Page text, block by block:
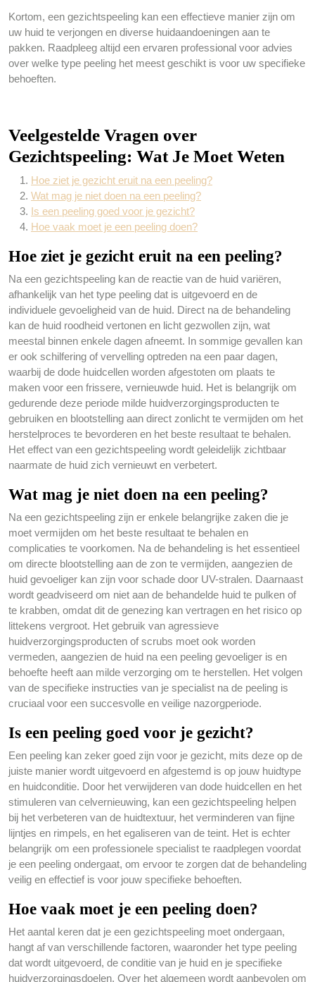
Kortom, een gezichtspeeling kan een effectieve manier zijn om
uw huid te verjongen en diverse huidaandoeningen aan te
pakken. Raadpleeg altijd een ervaren professional voor advies
over welke type peeling het meest geschikt is voor uw specifieke
behoeften.
Veelgestelde Vragen over
Gezichtspeeling: Wat Je Moet Weten
Hoe ziet je gezicht eruit na een peeling?
Wat mag je niet doen na een peeling?
Is een peeling goed voor je gezicht?
Hoe vaak moet je een peeling doen?
Hoe ziet je gezicht eruit na een peeling?
Na een gezichtspeeling kan de reactie van de huid variëren,
afhankelijk van het type peeling dat is uitgevoerd en de
individuele gevoeligheid van de huid. Direct na de behandeling
kan de huid roodheid vertonen en licht gezwollen zijn, wat
meestal binnen enkele dagen afneemt. In sommige gevallen kan
er ook schilfering of vervelling optreden na een paar dagen,
waarbij de dode huidcellen worden afgestoten om plaats te
maken voor een frissere, vernieuwde huid. Het is belangrijk om
gedurende deze periode milde huidverzorgingsproducten te
gebruiken en blootstelling aan direct zonlicht te vermijden om het
herstelproces te bevorderen en het beste resultaat te behalen.
Het effect van een gezichtspeeling wordt geleidelijk zichtbaar
naarmate de huid zich vernieuwt en verbetert.
Wat mag je niet doen na een peeling?
Na een gezichtspeeling zijn er enkele belangrijke zaken die je
moet vermijden om het beste resultaat te behalen en
complicaties te voorkomen. Na de behandeling is het essentieel
om directe blootstelling aan de zon te vermijden, aangezien de
huid gevoeliger kan zijn voor schade door UV-stralen. Daarnaast
wordt geadviseerd om niet aan de behandelde huid te pulken of
te krabben, omdat dit de genezing kan vertragen en het risico op
littekens vergroot. Het gebruik van agressieve
huidverzorgingsproducten of scrubs moet ook worden
vermeden, aangezien de huid na een peeling gevoeliger is en
behoefte heeft aan milde verzorging om te herstellen. Het volgen
van de specifieke instructies van je specialist na de peeling is
cruciaal voor een succesvolle en veilige nazorgperiode.
Is een peeling goed voor je gezicht?
Een peeling kan zeker goed zijn voor je gezicht, mits deze op de
juiste manier wordt uitgevoerd en afgestemd is op jouw huidtype
en huidconditie. Door het verwijderen van dode huidcellen en het
stimuleren van celvernieuwing, kan een gezichtspeeling helpen
bij het verbeteren van de huidtextuur, het verminderen van fijne
lijntjes en rimpels, en het egaliseren van de teint. Het is echter
belangrijk om een professionele specialist te raadplegen voordat
je een peeling ondergaat, om ervoor te zorgen dat de behandeling
veilig en effectief is voor jouw specifieke behoeften.
Hoe vaak moet je een peeling doen?
Het aantal keren dat je een gezichtspeeling moet ondergaan,
hangt af van verschillende factoren, waaronder het type peeling
dat wordt uitgevoerd, de conditie van je huid en je specifieke
huidverzorgingsdoelen. Over het algemeen wordt aanbevolen om